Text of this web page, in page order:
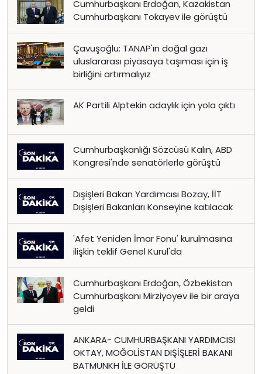
Cumhurbaşkanı Erdoğan, Kazakistan
Cumhurbaşkanı Tokayev ile görüştü
Çavuşoğlu: TANAP'ın doğal gazı
uluslararası piyasaya taşıması için iş
birliğini artırmalıyız
AK Partili Alptekin adaylık için yola çıktı
Cumhurbaşkanlığı Sözcüsü Kalın, ABD
Kongresi'nde senatörlerle görüştü
Dışişleri Bakan Yardımcısı Bozay, İİT
Dışişleri Bakanları Konseyine katılacak
'Afet Yeniden İmar Fonu' kurulmasına
ilişkin teklif Genel Kurul'da
Cumhurbaşkanı Erdoğan, Özbekistan
Cumhurbaşkanı Mirziyoyev ile bir araya
geldi
ANKARA- CUMHURBAŞKANI YARDIMCISI
OKTAY, MOĞOLİSTAN DIŞİŞLERİ BAKANI
BATMUNKH İLE GÖRÜŞTÜ